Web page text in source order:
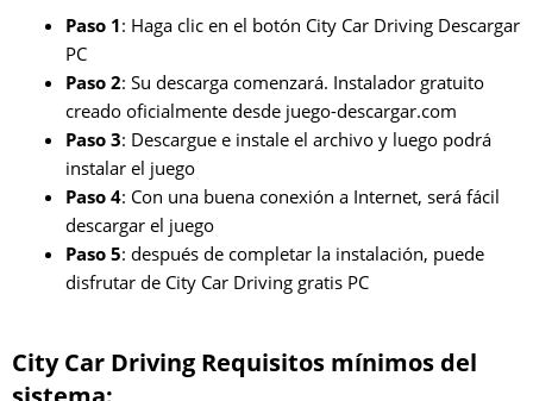
Paso 1: Haga clic en el botón City Car Driving Descargar
PC
Paso 2: Su descarga comenzará. Instalador gratuito
creado oficialmente desde juego-descargar.com
Paso 3: Descargue e instale el archivo y luego podrá
instalar el juego
Paso 4: Con una buena conexión a Internet, será fácil
descargar el juego
Paso 5: después de completar la instalación, puede
disfrutar de City Car Driving gratis PC
City Car Driving Requisitos mínimos del